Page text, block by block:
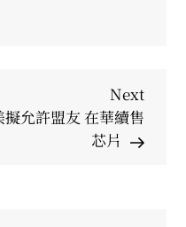
Next
Post
Next
擬允許盟友 在華續售
芯片